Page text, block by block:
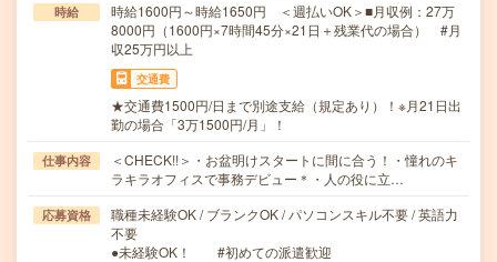
時給
時給1600円～時給1650円 ＜週払いOK＞■月収例：27万
8000円（1600円×7時間45分×21日＋残業代の場合） #月
収25万円以上
交通費
★交通費1500円/日まで別途支給（規定あり）！※月21日出
勤の場合「3万1500円/月」！
仕事内容
＜CHECK!!＞・お盆明けスタートに間に合う！・憧れのキ
ラキラオフィスで事務デビュー＊・人の役に立…
応募資格
職種未経験OK / ブランクOK / パソコンスキル不要 / 英語力
不要
●未経験OK！ #初めての派遣歓迎